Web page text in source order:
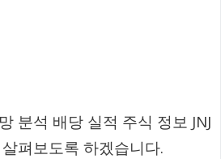
분석 배당 실적 주식 정보 JNJ
펴보도록 하겠습니다.